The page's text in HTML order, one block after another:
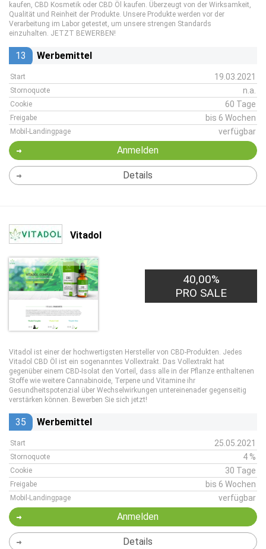
kaufen, CBD Kosmetik oder CBD Öl kaufen. Überzeugt von der Wirksamkeit,
Qualität und Reinheit der Produkte. Unsere Produkte werden vor der
Verarbeitung im Labor getestet, um unsere strengen Standards
einzuhalten. JETZT BEWERBEN!
13 Werbemittel
Start 19.03.2021
Stornoquote n.a.
Cookie 60 Tage
Freigabe bis 6 Wochen
Mobil-Landingpage verfügbar
Anmelden
Details
Vitadol
40,00%
PRO SALE
Vitadol ist einer der hochwertigsten Hersteller von CBD-Produkten. Jedes
Vitadol CBD Öl ist ein sogenanntes Vollextrakt. Das Vollextrakt hat
gegenüber einem CBD-Isolat den Vorteil, dass alle in der Pflanze enthaltenen
Stoffe wie weitere Cannabinoide, Terpene und Vitamine ihr
Gesundheitspotenzial über Wechselwirkungen untereinenader gegenseitig
verstärken können. Bewerben Sie sich jetzt!
35 Werbemittel
Start 25.05.2021
Stornoquote 4 %
Cookie 30 Tage
Freigabe bis 6 Wochen
Mobil-Landingpage verfügbar
Anmelden
Details